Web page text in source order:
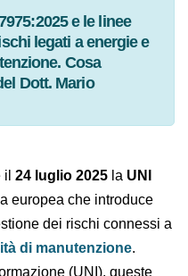
e le linee
legati a energie e
Cosa
Dott. Mario
il 24 luglio 2025 laUNI
europea che introduce
dei rischi
leattività di